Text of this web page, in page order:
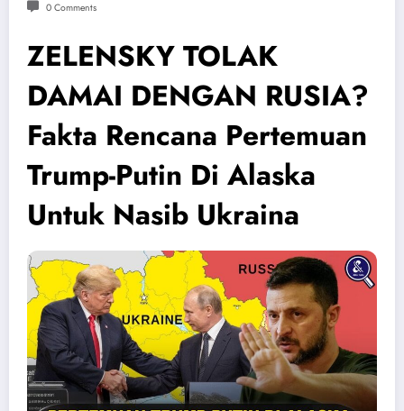
0 Comments
ZELENSKY TOLAK
DAMAI DENGAN RUSIA?
Fakta Rencana Pertemuan
Trump-Putin Di Alaska
Untuk Nasib Ukraina